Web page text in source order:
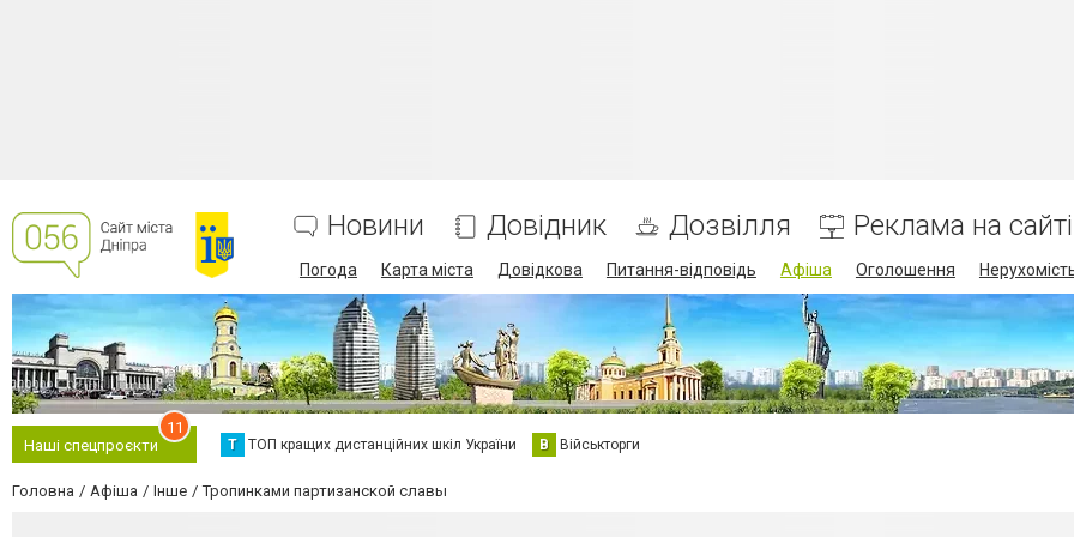
Новини Довідник Дозвілля Реклама на сайті
Погода Карта міста Довідкова Питання-відповідь Афіша Оголошення
Наші спецпроєкти
11
Т ТОП кращих дистанційних шкіл України В Військторги
Головна Афіша Інше Тропинками партизанской славы